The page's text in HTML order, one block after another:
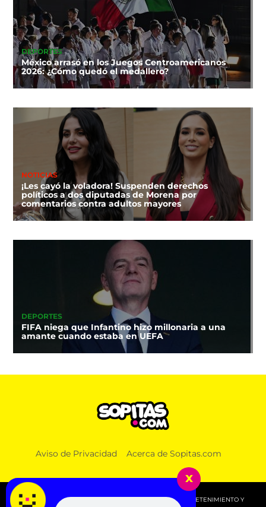
DEPORTES
México arrasó en los Juegos Centroamericanos
2026: ¿Cómo quedó el medallero?
NOTICIAS
¡Les cayó la voladora! Suspenden derechos
políticos a dos diputadas de Morena por
comentarios contra adultos mayores
DEPORTES
FIFA niega que Infantino hizo millonaria a una
amante cuando estaba en UEFA
Aviso de Privacidad Acerca de Sopitas.com
© 2026 SOPITAS.COM - MÚSICA, NOTICIAS, DEPORTES, ENTRETENIMIENTO Y
x